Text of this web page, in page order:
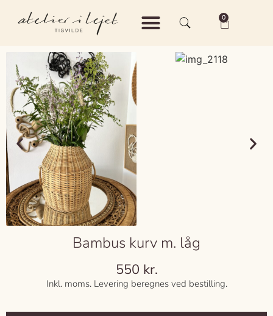
0
Bambus kurv m. låg
550 kr.
Inkl. moms. Levering beregnes ved bestilling.